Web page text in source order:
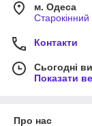
м. Одеса
Контакти
Сьогодні
Показати
Про нас